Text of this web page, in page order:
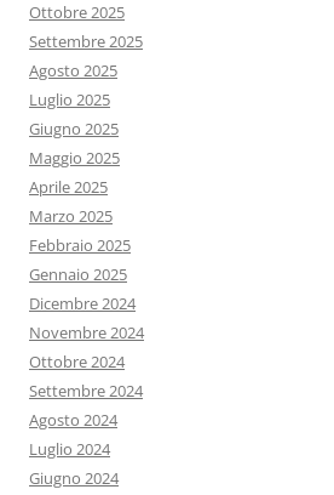
Ottobre 2025
Settembre 2025
Agosto 2025
Luglio 2025
Giugno 2025
Maggio 2025
Aprile 2025
Marzo 2025
Febbraio 2025
Gennaio 2025
Dicembre 2024
Novembre 2024
Ottobre 2024
Settembre 2024
Agosto 2024
Luglio 2024
Giugno 2024